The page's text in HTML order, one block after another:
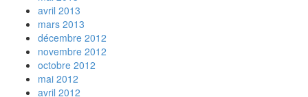
avril 2013
mars 2013
décembre 2012
novembre 2012
octobre 2012
mai 2012
avril 2012